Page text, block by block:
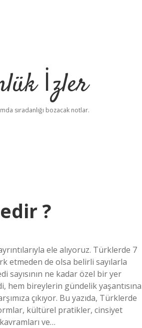
İzler
sıradanlığı bozacak notlar.
?
ele alıyoruz. Türklerde 7
etmeden de olsa belirli sayılarla
ne kadar özel bir yer
bireylerin gündelik yaşantısına
çıkıyor. Bu yazıda, Türklerde
kültürel pratikler, cinsiyet
ve…